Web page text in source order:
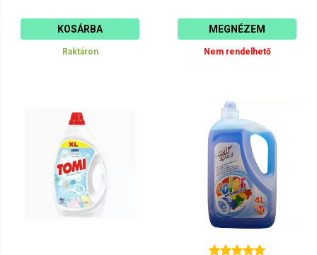
KOSÁRBA
Raktáron
MEGNÉZEM
Nem rendelhető